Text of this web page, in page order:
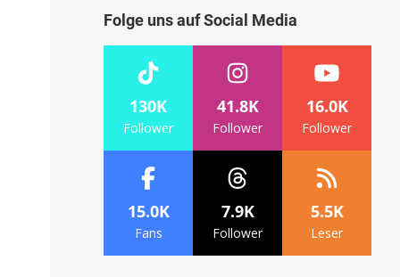
Folge uns auf Social Media
130K
Follower
41.8K
Follower
16.0K
Follower
15.0K
Fans
7.9K
Follower
5.5K
Leser